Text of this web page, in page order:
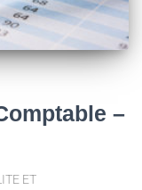
–
ET